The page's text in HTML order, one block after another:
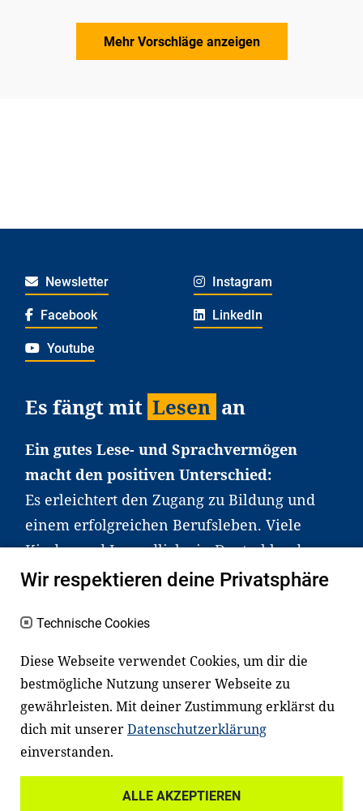
Mehr Vorschläge anzeigen
Newsletter Instagram
Facebook LinkedIn
Youtube
Es fängt mit Lesen an
Ein gutes Lese- und Sprachvermögen
macht den positiven Unterschied:
Es erleichtert den Zugang zu Bildung und
einem erfolgreichen Berufsleben. Viele
Kinder und Jugendliche in Deutschland
haben aber große Schwierigkeiten dabei.
an Familien sowie an Erzieher*innen,
Lehrer*innen und andere
Fachexpert*innen. Dafür arbeiten wir eng
mit Ministerien, wissenschaftlichen
Einrichtungen, Verbänden, Unternehmen
und anderen Stiftungen zusammen.
Wir respektieren deine Privatsphäre
Technische Cookies
Diese Webseite verwendet Cookies, um dir die
bestmögliche Nutzung unserer Webseite zu
gewährleisten. Mit deiner Zustimmung erklärst du
dich mit unsererDatenschutzerklärung
einverstanden.
ALLE AKZEPTIEREN